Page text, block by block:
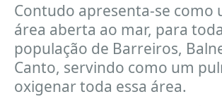
Contudo apresenta-se como
área aberta ao mar, para
população de Barreiros,
Canto, servindo como um
oxigenar toda essa área.